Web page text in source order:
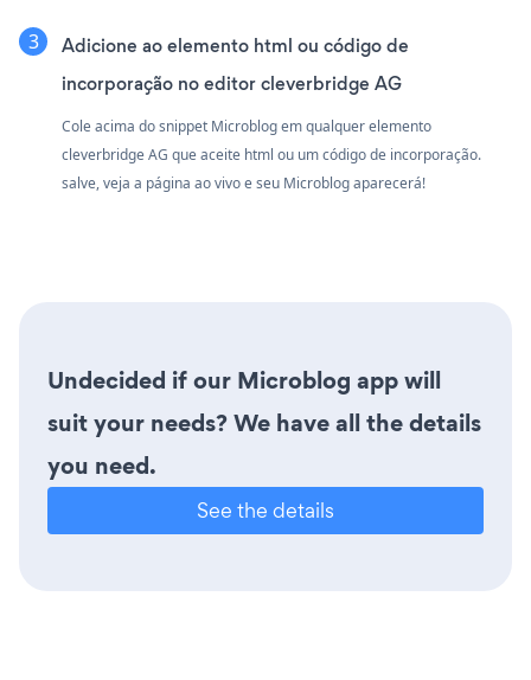
Adicione ao elemento html ou código de
incorporação no editor cleverbridge AG
Cole acima do snippet Microblog em qualquer elemento
cleverbridge AG que aceite html ou um código de incorporação.
salve, veja a página ao vivo e seu Microblog aparecerá!
Undecided if our Microblog app will
suit your needs? We have all the details
you need.
See the details